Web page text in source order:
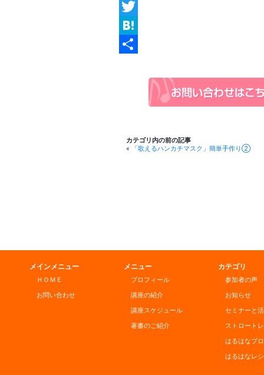
Facebook
Twitter
Hatena
カテゴリ内の前の記事
«
「歌えるハンカチマスク」簡単手作り②
メインメニュー
ＨＯＭＥ
お問い合わせ
メニュー
プロフィール
講座の紹介
講座スケジュール
著書のご紹介
カテゴリ
参加者の声
お知らせ
セミナーと
ストロート
はるはなブ
はるはなレ